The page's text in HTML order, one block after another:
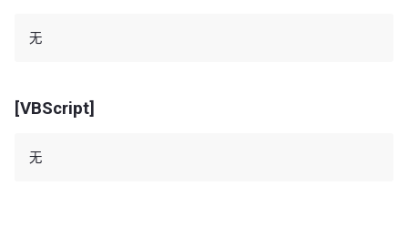
[VBScript]